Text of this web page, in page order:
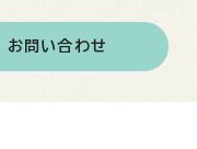
お問い合わせ